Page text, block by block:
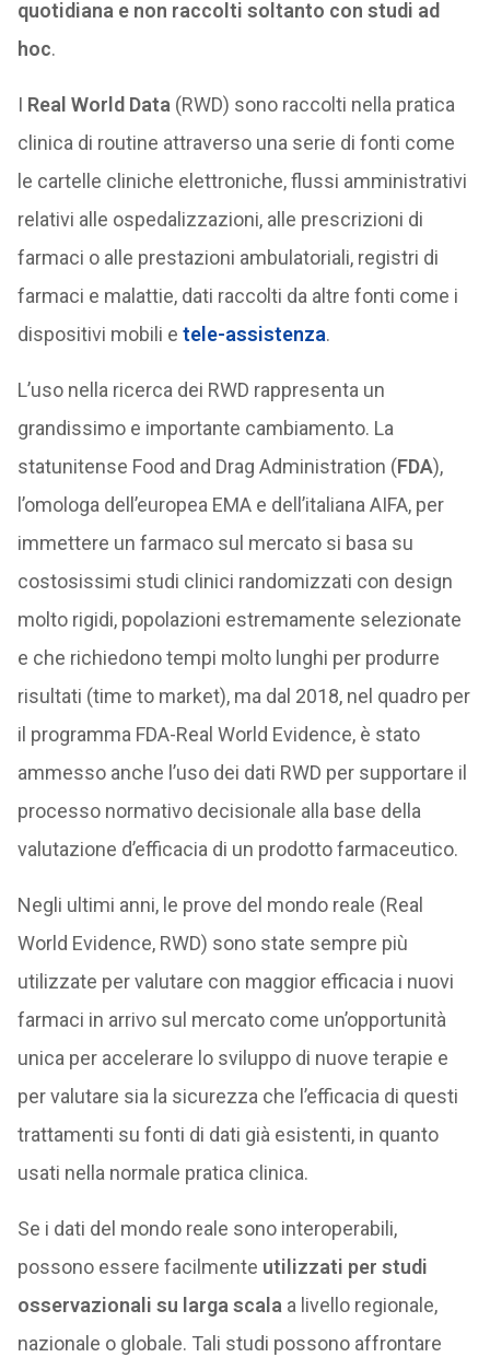
quotidiana e non raccolti soltanto con studi ad
hoc.
I Real World Data (RWD) sono raccolti nella pratica
clinica di routine attraverso una serie di fonti come
le cartelle cliniche elettroniche, flussi amministrativi
relativi alle ospedalizzazioni, alle prescrizioni di
farmaci o alle prestazioni ambulatoriali, registri di
farmaci e malattie, dati raccolti da altre fonti come i
dispositivi mobili e tele-assistenza.
L’uso nella ricerca dei RWD rappresenta un
grandissimo e importante cambiamento. La
statunitense Food and Drag Administration (FDA),
l’omologa dell’europea EMA e dell’italiana AIFA, per
immettere un farmaco sul mercato si basa su
costosissimi studi clinici randomizzati con design
molto rigidi, popolazioni estremamente selezionate
e che richiedono tempi molto lunghi per produrre
risultati (time to market), ma dal 2018, nel quadro per
il programma FDA-Real World Evidence, è stato
ammesso anche l’uso dei dati RWD per supportare il
processo normativo decisionale alla base della
valutazione d’efficacia di un prodotto farmaceutico.
Negli ultimi anni, le prove del mondo reale (Real
World Evidence, RWD) sono state sempre più
utilizzate per valutare con maggior efficacia i nuovi
farmaci in arrivo sul mercato come un’opportunità
unica per accelerare lo sviluppo di nuove terapie e
per valutare sia la sicurezza che l’efficacia di questi
trattamenti su fonti di dati già esistenti, in quanto
usati nella normale pratica clinica.
Se i dati del mondo reale sono interoperabili,
possono essere facilmente utilizzati per studi
osservazionali su larga scala a livello regionale,
nazionale o globale. Tali studi possono affrontare